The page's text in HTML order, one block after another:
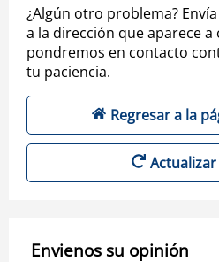
¿Algún otro problema?
a la dirección que aparece
pondremos en contacto
tu paciencia.
Regresar a la
Envienos su opinión